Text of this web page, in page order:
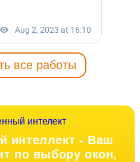
все работы
интеллект - Ваш
по выбору окон,